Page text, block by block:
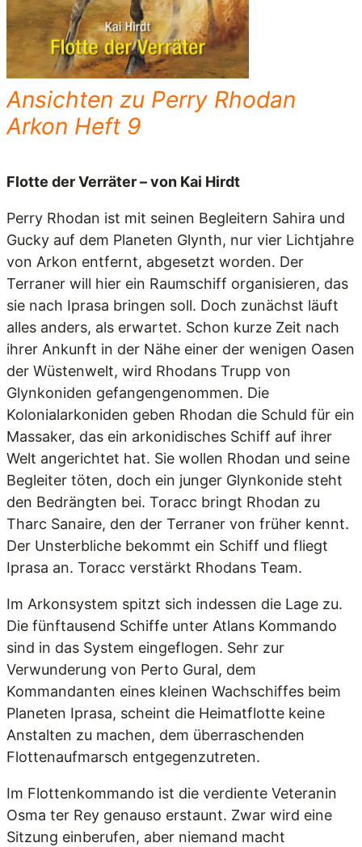
Ansichten zu Perry Rhodan
Arkon Heft 9
Flotte der Verräter – von Kai Hirdt
Perry Rhodan ist mit seinen Begleitern Sahira und
Gucky auf dem Planeten Glynth, nur vier Lichtjahre
von Arkon entfernt, abgesetzt worden. Der
Terraner will hier ein Raumschiff organisieren, das
sie nach Iprasa bringen soll. Doch zunächst läuft
alles anders, als erwartet. Schon kurze Zeit nach
ihrer Ankunft in der Nähe einer der wenigen Oasen
der Wüstenwelt, wird Rhodans Trupp von
Glynkoniden gefangengenommen. Die
Kolonialarkoniden geben Rhodan die Schuld für ein
Massaker, das ein arkonidisches Schiff auf ihrer
Welt angerichtet hat. Sie wollen Rhodan und seine
Begleiter töten, doch ein junger Glynkonide steht
den Bedrängten bei. Toracc bringt Rhodan zu
Tharc Sanaire, den der Terraner von früher kennt.
Der Unsterbliche bekommt ein Schiff und fliegt
Iprasa an. Toracc verstärkt Rhodans Team.
Im Arkonsystem spitzt sich indessen die Lage zu.
Die fünftausend Schiffe unter Atlans Kommando
sind in das System eingeflogen. Sehr zur
Verwunderung von Perto Gural, dem
Kommandanten eines kleinen Wachschiffes beim
Planeten Iprasa, scheint die Heimatflotte keine
Anstalten zu machen, dem überraschenden
Flottenaufmarsch entgegenzutreten.
Im Flottenkommando ist die verdiente Veteranin
Osma ter Rey genauso erstaunt. Zwar wird eine
Sitzung einberufen, aber niemand macht